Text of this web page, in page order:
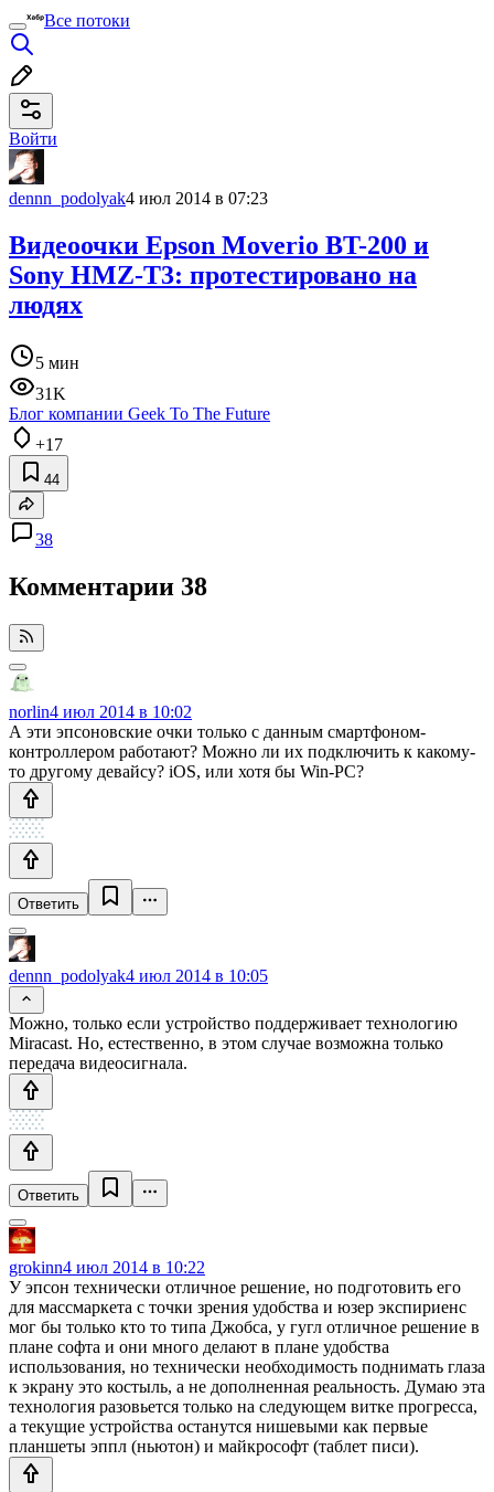
Все потоки
Войти
dennn_podolyak4 июл 2014 в 07:23
Видеоочки Epson Moverio BT-200 и
Sony HMZ-T3: протестировано на
людях
5 мин
31K
Блог компании Geek To The Future
+17
44
38
Комментарии 38
norlin4 июл 2014 в 10:02
А эти эпсоновские очки только с данным смартфоном-
контроллером работают? Можно ли их подключить к какому-
то другому девайсу? iOS, или хотя бы Win-PC?
Ответить
dennn_podolyak4 июл 2014 в 10:05
Можно, только если устройство поддерживает технологию
Miracast. Но, естественно, в этом случае возможна только
передача видеосигнала.
Ответить
grokinn4 июл 2014 в 10:22
У эпсон технически отличное решение, но подготовить его
для массмаркета с точки зрения удобства и юзер экспириенс
мог бы только кто то типа Джобса, у гугл отличное решение в
плане софта и они много делают в плане удобства
использования, но технически необходимость поднимать глаза
к экрану это костыль, а не дополненная реальность. Думаю эта
технология разовьется только на следующем витке прогресса,
а текущие устройства останутся нишевыми как первые
планшеты эппл (ньютон) и майкрософт (таблет писи).